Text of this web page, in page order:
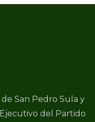
San Pedro Sula y
del Partido